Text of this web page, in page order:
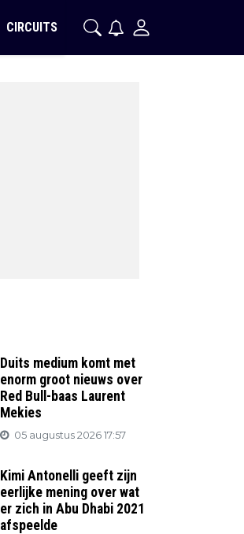
CIRCUITS
Duits medium komt met
enorm groot nieuws over
Red Bull-baas Laurent
Mekies
05 augustus 2026 17:57
Kimi Antonelli geeft zijn
eerlijke mening over wat
er zich in Abu Dhabi 2021
afspeelde